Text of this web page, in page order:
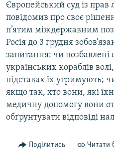
Європейський суд із
повідомив про своє
п’ятим міждержавним
Росія до 3 грудня
запитання: чи позбавлені
українських кораблів
підставах їх утримують;
якщо так, хто вони, які
медичну допомогу вони
обґрунтувати відповіді
Поділитись Читати